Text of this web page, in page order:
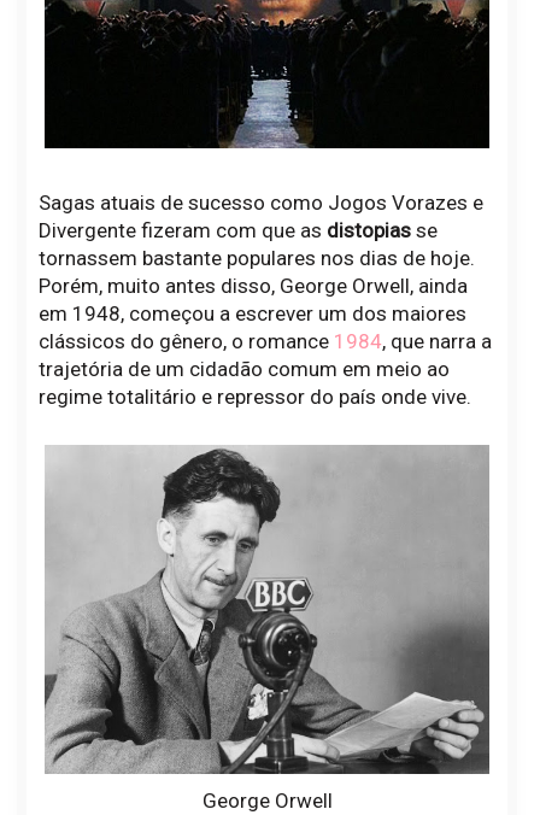
Sagas atuais de sucesso como Jogos Vorazes e
Divergente fizeram com que as distopias se
tornassem bastante populares nos dias de hoje.
Porém, muito antes disso, George Orwell, ainda
em 1948, começou a escrever um dos maiores
clássicos do gênero, o romance 1984, que narra a
trajetória de um cidadão comum em meio ao
regime totalitário e repressor do país onde vive.
George Orwell